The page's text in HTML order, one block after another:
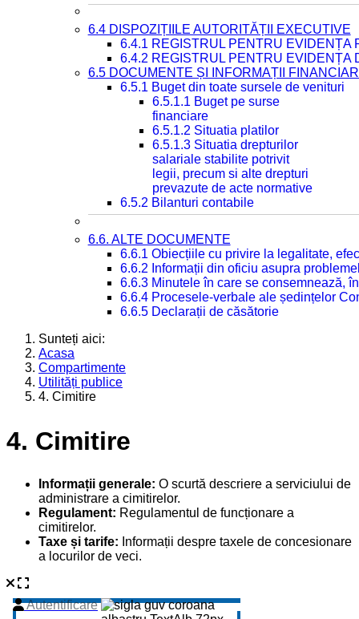
6.4 DISPOZIȚIILE AUTORITĂȚII EXECUTIVE
6.4.1 REGISTRUL PENTRU EVIDENȚA
6.4.2 REGISTRUL PENTRU EVIDENȚA
6.5 DOCUMENTE ȘI INFORMAȚII
6.5.1 Buget din toate sursele de venituri
6.5.1.1 Buget pe surse
financiare
6.5.1.2 Situatia platilor
6.5.1.3 Situatia drepturilor
salariale stabilite potrivit
legii, precum si alte drepturi
prevazute de acte normative
6.5.2 Bilanturi contabile
6.6. ALTE DOCUMENTE
6.6.1 Obiecțiile cu privire la legalitate,
6.6.2 Informații din oficiu asupra
6.6.3 Minutele în care se consemnează,
6.6.4 Procesele-verbale ale ședințelor
6.6.5 Declarații de căsătorie
Sunteți aici:
Acasa
Compartimente
Utilități publice
4. Cimitire
4. Cimitire
Informații generale: O scurtă descriere a serviciului de
administrare a cimitirelor.
Regulament: Regulamentul de funcționare a
cimitirelor.
Taxe și tarife: Informații despre taxele de concesionare
a locurilor de veci.